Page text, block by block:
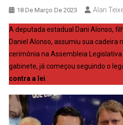
18 De Março De 2023 Alan
A deputada estadual Dani Alonso,
Daniel Alonso, assumiu sua cadeira
cerimônia na Assembleia
gabinete, já começou seguindo o
contra a lei